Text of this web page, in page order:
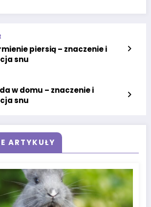
piersią – znaczenie i
snu
w domu – znaczenie i
snu
ARTYKUŁY